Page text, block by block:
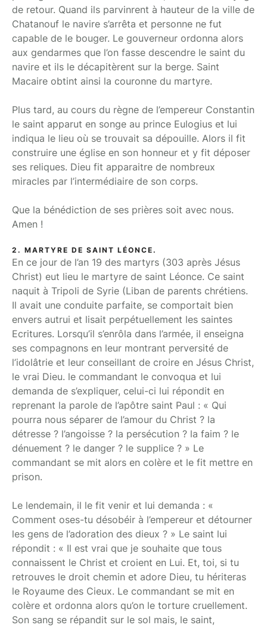
de retour. Quand ils parvinrent à hauteur de la ville de
Chatanouf le navire s’arrêta et personne ne fut
capable de le bouger. Le gouverneur ordonna alors
aux gendarmes que l’on fasse descendre le saint du
navire et ils le décapitèrent sur la berge. Saint
Macaire obtint ainsi la couronne du martyre.
Plus tard, au cours du règne de l’empereur Constantin
le saint apparut en songe au prince Eulogius et lui
indiqua le lieu où se trouvait sa dépouille. Alors il fit
construire une église en son honneur et y fit déposer
ses reliques. Dieu fit apparaitre de nombreux
miracles par l’intermédiaire de son corps.
Que la bénédiction de ses prières soit avec nous.
Amen !
2. MARTYRE DE SAINT LÉONCE.
En ce jour de l’an 19 des martyrs (303 après Jésus
Christ) eut lieu le martyre de saint Léonce. Ce saint
naquit à Tripoli de Syrie (Liban de parents chrétiens.
Il avait une conduite parfaite, se comportait bien
envers autrui et lisait perpétuellement les saintes
Ecritures. Lorsqu’il s’enrôla dans l’armée, il enseigna
ses compagnons en leur montrant perversité de
l’idolâtrie et leur conseillant de croire en Jésus Christ,
le vrai Dieu. le commandant le convoqua et lui
demanda de s’expliquer, celui-ci lui répondit en
reprenant la parole de l’apôtre saint Paul : « Qui
pourra nous séparer de l’amour du Christ ? la
détresse ? l’angoisse ? la persécution ? la faim ? le
dénuement ? le danger ? le supplice ? » Le
commandant se mit alors en colère et le fit mettre en
prison.
Le lendemain, il le fit venir et lui demanda : «
Comment oses-tu désobéir à l’empereur et détourner
les gens de l’adoration des dieux ? » Le saint lui
répondit : « Il est vrai que je souhaite que tous
connaissent le Christ et croient en Lui. Et, toi, si tu
retrouves le droit chemin et adore Dieu, tu hériteras
le Royaume des Cieux. Le commandant se mit en
colère et ordonna alors qu’on le torture cruellement.
Son sang se répandit sur le sol mais, le saint,